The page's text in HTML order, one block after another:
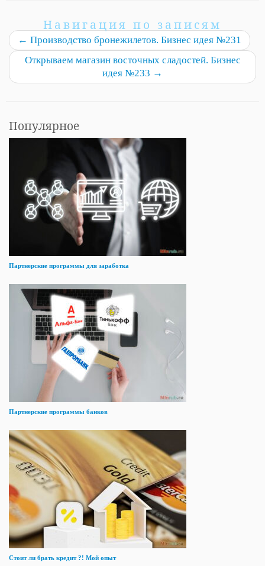
Навигация по записям
← Производство бронежилетов. Бизнес идея №231
Открываем магазин восточных сладостей. Бизнес
идея №233 →
Популярное
Партнерские программы для заработка
Партнерские программы банков
Стоит ли брать кредит ?! Мой опыт